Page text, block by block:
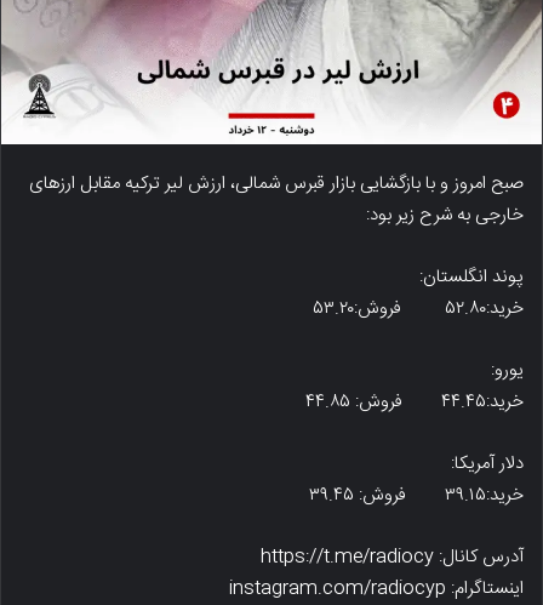
صبح امروز و با بازگشایی بازار قبرس شمالی، ارزش لیر ترکیه مقابل ارزهای
خارجی به شرح زیر بود:
پوند انگلستان:
خرید:۵۲.۸۰ فروش:۵۳.۲۰
یورو:
خرید:۴۴.۴۵ فروش: ۴۴.۸۵
دلار آمریکا:
خرید:۳۹.۱۵ فروش: ۳۹.۴۵
آدرس کانال: https://t.me/radiocy
اینستاگرام: instagram.com/radiocyp